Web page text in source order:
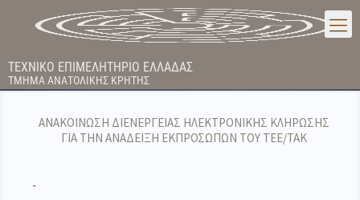
ΤΕΧΝΙΚΟ ΕΠΙΜΕΛΗΤΗΡΙΟ ΕΛΛΑΔΑΣ
ΤΜΗΜΑ ΑΝΑΤΟΛΙΚΗΣ ΚΡΗΤΗΣ
ΑΝΑΚΟΙΝΩΣΗ ΔΙΕΝΕΡΓΕΙΑΣ ΗΛΕΚΤΡΟΝΙΚΗΣ ΚΛΗΡΩΣΗΣ
ΓΙΑ ΤΗΝ ΑΝΑΔΕΙΞΗ ΕΚΠΡΟΣΩΠΩΝ ΤΟΥ ΤΕΕ/ΤΑΚ